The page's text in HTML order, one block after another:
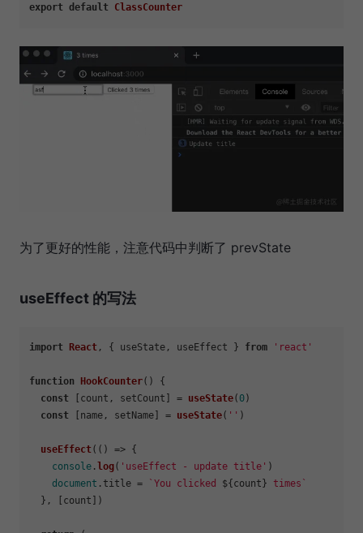
export default ClassCounter
为了更好的性能，注意代码中判断了 prevState
useEffect 的写法
import React , { useState, useEffect } from 'react'
function HookCounter( ) {
const [count, setCount] = useState( 0 )
const [name, setName] = useState( '' )
useEffect( () => {
console . log( 'useEffect - update title' )
document . title = `You clicked ${count} times`
  }, [count])